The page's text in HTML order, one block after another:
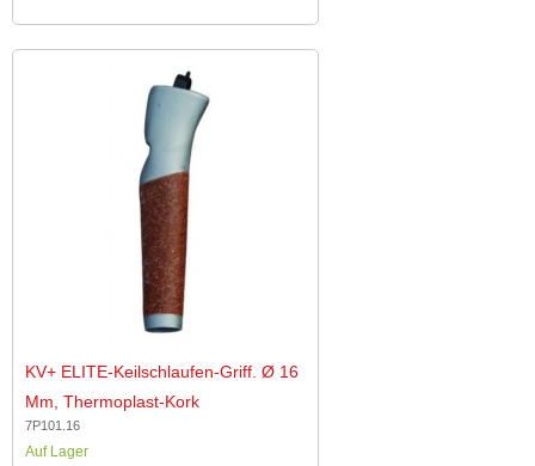
KV+ ELITE-Keilschlaufen-Griff. Ø 16
Mm, Thermoplast-Kork
7P101.16
Auf Lager